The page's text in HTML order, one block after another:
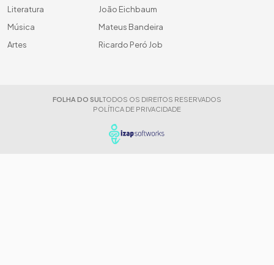
Literatura
Música
Artes
João Eichbaum
Mateus Bandeira
Ricardo Peró Job
FOLHA DO SUL TODOS OS DIREITOS RESERVADOS
POLÍTICA DE PRIVACIDADE